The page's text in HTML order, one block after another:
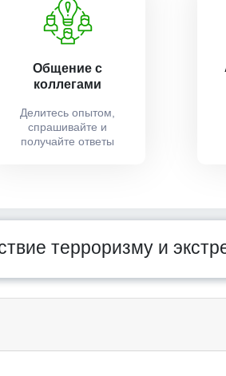
Общение с
коллегами
Делитесь опытом,
спрашивайте и
получайте ответы
терроризму и